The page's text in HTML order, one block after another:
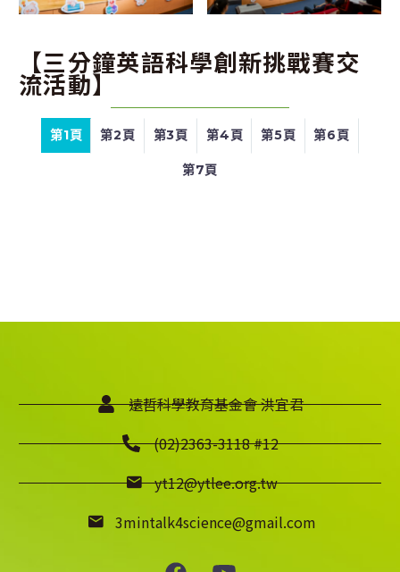
【三分鐘英語科學創新挑戰賽交
流活動】
第1頁 第2頁 第3頁 第4頁 第5頁 第6頁
第7頁
遠哲科學教育基金會 洪宜君
(02)2363-3118 #12
yt12@ytlee.org.tw
3mintalk4science@gmail.com